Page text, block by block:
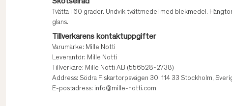
Tvätta i 60 grader. Undvik tvättmedel med blekmedel.
glans.
Tillverkarens kontaktuppgifter
Varumärke: Mille Notti
Leverantör: Mille Notti
Tillverkare: Mille Notti AB (556528-2738)
Address: Södra Fiskartorpsvägen 30, 114 33 Stockholm,
E-postadress: info@mille-notti.com